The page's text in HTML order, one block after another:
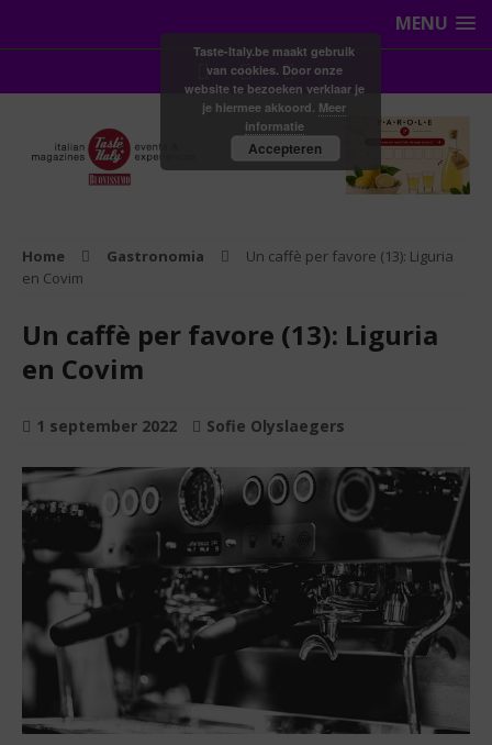
MENU
Home Gastronomia
Un caffè per favore (13): Liguria
en Covim
Un caffè per favore (13): Liguria
en Covim
1 september 2022 Sofie Olyslaegers
Taste-Italy.be maakt gebruik
van cookies. Door onze
website te bezoeken verklaar je
je hiermee akkoord. Meer
informatie
Accepteren